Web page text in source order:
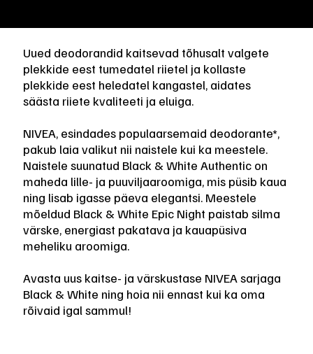
Uued deodorandid kaitsevad tõhusalt valgete
plekkide eest tumedatel riietel ja kollaste
plekkide eest heledatel kangastel, aidates
säästa riiete kvaliteeti ja eluiga.
NIVEA, esindades populaarsemaid deodorante*,
pakub laia valikut nii naistele kui ka meestele.
Naistele suunatud Black & White Authentic on
maheda lille- ja puuviljaaroomiga, mis püsib kaua
ning lisab igasse päeva elegantsi. Meestele
mõeldud Black & White Epic Night paistab silma
värske, energiast pakatava ja kauapüsiva
meheliku aroomiga.
Avasta uus kaitse- ja värskustase NIVEA sarjaga
Black & White ning hoia nii ennast kui ka oma
rõivaid igal sammul!